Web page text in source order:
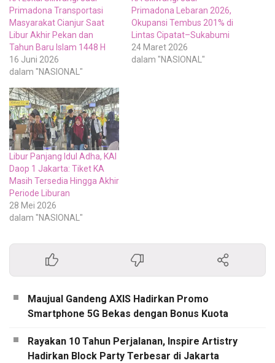
Primadona Transportasi
Masyarakat Cianjur Saat
Libur Akhir Pekan dan
Tahun Baru Islam 1448 H
16 Juni 2026
dalam "NASIONAL"
Primadona Lebaran 2026,
Okupansi Tembus 201% di
Lintas Cipatat–Sukabumi
24 Maret 2026
dalam "NASIONAL"
Libur Panjang Idul Adha, KAI
Daop 1 Jakarta: Tiket KA
Masih Tersedia Hingga Akhir
Periode Liburan
28 Mei 2026
dalam "NASIONAL"
Maujual Gandeng AXIS Hadirkan Promo
Smartphone 5G Bekas dengan Bonus Kuota
Rayakan 10 Tahun Perjalanan, Inspire Artistry
Hadirkan Block Party Terbesar di Jakarta